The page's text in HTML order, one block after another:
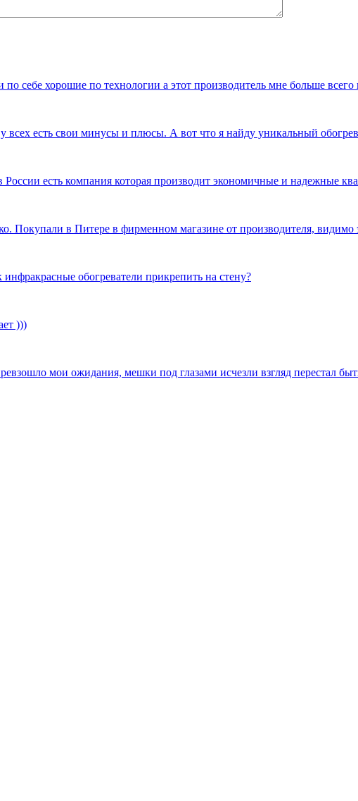
себе хорошие по технологии а этот производитель мне больше
всех есть свои минусы и плюсы. А вот что я найду уникальный
есть компания которая производит экономичные и надежные
Покупали в Питере в фирменном магазине от производителя, видимо
обогреватели прикрепить на стену?
)))
мои ожидания, мешки под глазами исчезли взгляд перестал